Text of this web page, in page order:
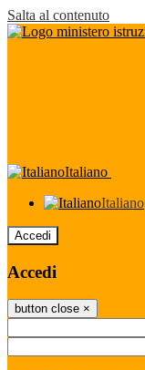
Salta al contenuto
Italiano
Italiano
Accedi
Accedi
button close ×